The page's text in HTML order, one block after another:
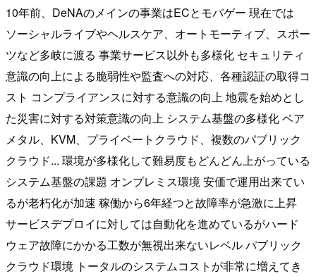
10年前、DeNAのメインの事業はECとモバゲー 現在では
ソーシャルライブやヘルスケア、オートモーティブ、スポー
ツなど多岐に渡る 事業サービス以外も多様化 セキュリティ
意識の向上による脆弱性や監査への対応、各種認証の取得コ
スト コンプライアンスに対する意識の向上 地震を始めとし
た災害に対する対策意識の向上 システム基盤の多様化 ベア
メタル、KVM、プライベートクラウド、複数のパブリック
クラウド... 環境が多様化して難易度もどんどん上がっている
システム基盤の課題 オンプレミス環境 安価で運用出来てい
るが老朽化が加速 稼働から6年経つと故障率が急激に上昇
サービスデプロイに対しては自動化を進めているがハード
ウェア故障にかかる工数が無視出来ないレベル パブリック
クラウド環境 トータルのシステムコストが非常に増えてき